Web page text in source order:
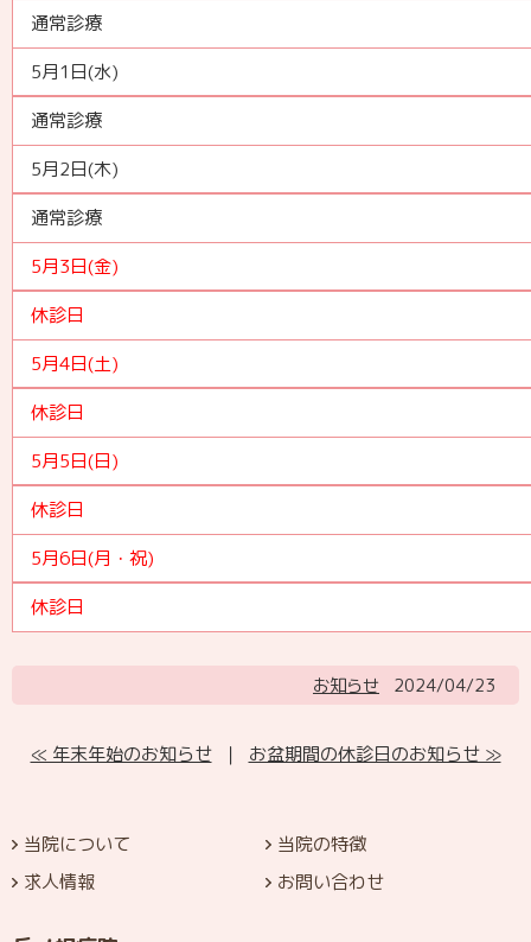
通常診療
5月1日(水)
通常診療
5月2日(木)
通常診療
5月3日(金)
休診日
5月4日(土)
休診日
5月5日(日)
休診日
5月6日(月・祝)
休診日
お知らせ 2024/04/23
≪ 年末年始のお知らせ｜ お盆期間の休診日のお知らせ ≫
当院について
当院の特徴
求人情報
お問い合わせ